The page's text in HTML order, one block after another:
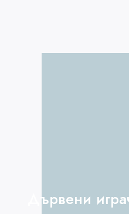
Дървени